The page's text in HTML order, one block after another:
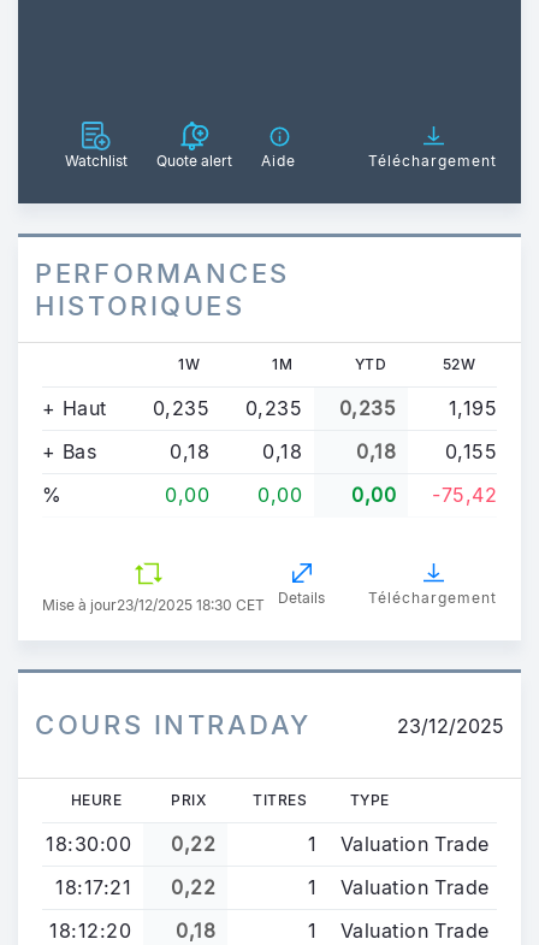
Watchlist Quote alert Aide Téléchargement
PERFORMANCES
HISTORIQUES
1W 1M YTD 52W
+ Haut 0,235 0,235 0,235
1,195
+ Bas
0,18 0,18 0,18
0,155
%
0,00 0,00 0,00 -75,42
Mise à jour23/12/2025 18:30 CET Details Téléchargement
COURS INTRADAY 23/12/2025
HEURE PRIX TITRES TYPE
18:30:00 0,22 1
Valuation Trade
18:17:21
0,22 1
Valuation Trade
18:12:20
0,18 1
Valuation Trade